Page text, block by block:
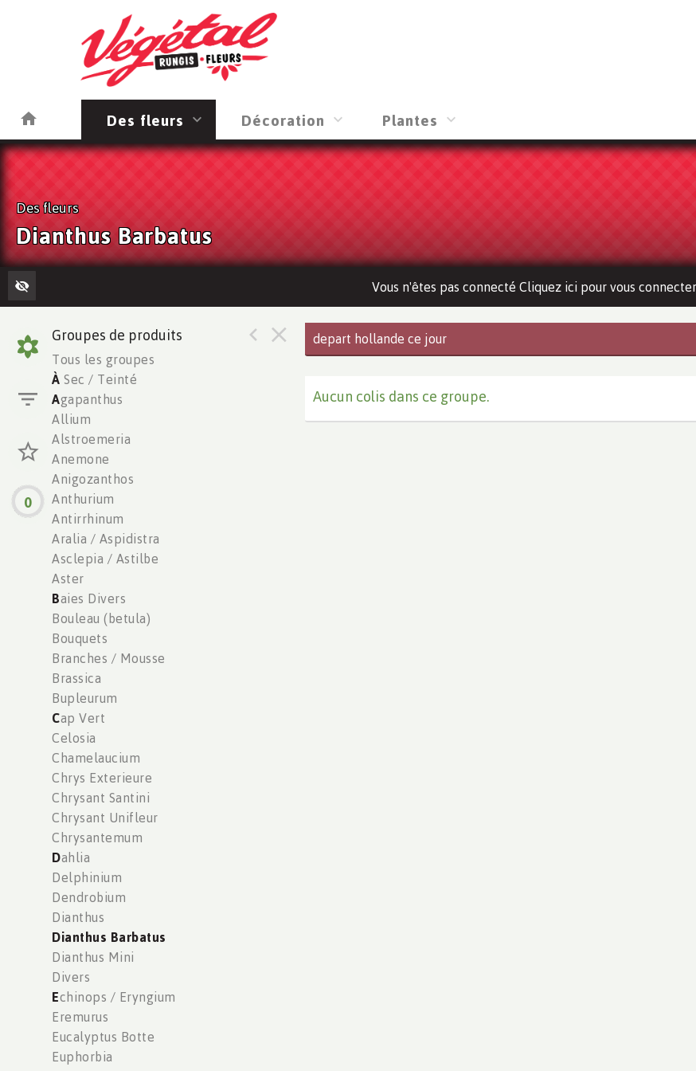
Des fleurs Décoration Plantes
Des fleurs
Dianthus Barbatus
Vous n'êtes pas connecté Cliquez ici pour vous
0
Groupes de produits
Tous les groupes
À Sec / Teinté
Agapanthus
Allium
Alstroemeria
Anemone
Anigozanthos
Anthurium
Antirrhinum
Aralia / Aspidistra
Asclepia / Astilbe
Aster
Baies Divers
Bouleau (betula)
Bouquets
Branches / Mousse
Brassica
Bupleurum
Cap Vert
Celosia
Chamelaucium
Chrys Exterieure
Chrysant Santini
Chrysant Unifleur
Chrysantemum
Dahlia
Delphinium
Dendrobium
Dianthus
Dianthus Barbatus
Dianthus Mini
Divers
Echinops / Eryngium
Eremurus
Eucalyptus Botte
Euphorbia
depart hollande ce jour
Aucun colis dans ce groupe.